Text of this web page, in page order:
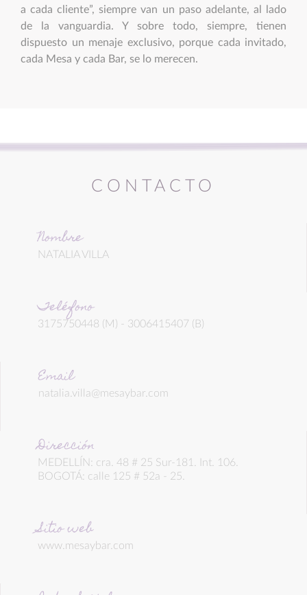
a cada cliente”, siempre van un paso adelante, al lado
de la vanguardia. Y sobre todo, siempre, tienen
dispuesto un menaje exclusivo, porque cada invitado,
cada Mesa y cada Bar, se lo merecen.
CONTACTO
Nombre
NATALIA VILLA
Teléfono
3175750448 (M) - 3006415407 (B)
Email
natalia.villa@mesaybar.com
Dirección
MEDELLÍN: cra. 48 # 25 Sur-181. Int. 106.
BOGOTÁ: calle 125 # 52a - 25.
Sitio web
www.mesaybar.com